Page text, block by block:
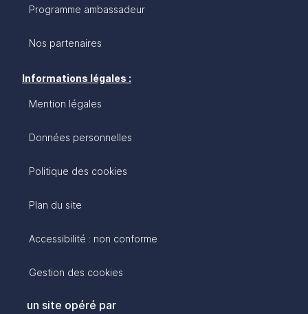
Programme ambassadeur
Nos partenaires
Informations légales :
Mention légales
Données personnelles
Politique des cookies
Plan du site
Accessibilité : non conforme
Gestion des cookies
un site opéré par